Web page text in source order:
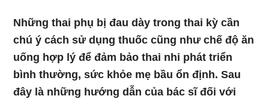
Những thai phụ bị đau dày trong thai kỳ cần
chú ý cách sử dụng thuốc cũng như chế độ ăn
uống hợp lý để đảm bảo thai nhi phát triển
bình thường, sức khỏe mẹ bầu ổn định. Sau
đây là những hướng dẫn của bác sĩ đối với